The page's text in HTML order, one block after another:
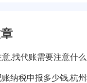
,找代账需要注意什么
纳税申报多少钱,杭